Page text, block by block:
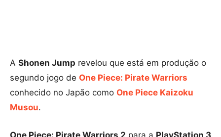
A Shonen Jump revelou que está em produção o
segundo jogo de One Piece: Pirate Warriors
conhecido no Japão como One Piece Kaizoku
Musou.